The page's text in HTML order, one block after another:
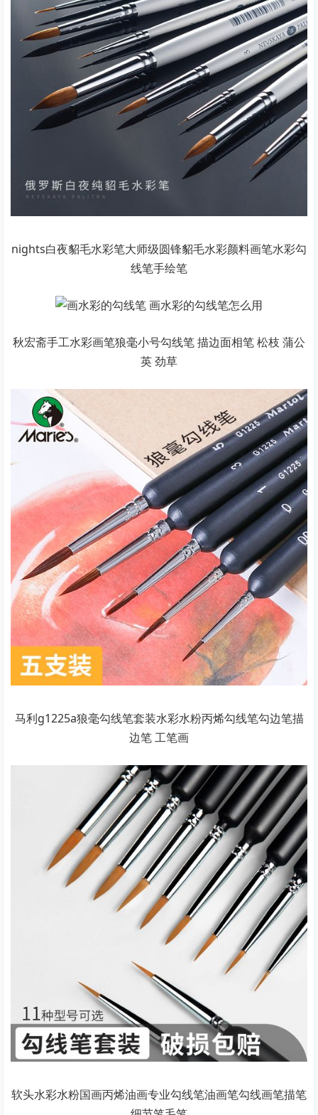
nights白夜貂毛水彩笔大师级圆锋貂毛水彩颜料画笔水彩勾
线笔手绘笔
秋宏斋手工水彩画笔狼毫小号勾线笔 描边面相笔 松枝 蒲公
英 劲草
马利g1225a狼毫勾线笔套装水彩水粉丙烯勾线笔勾边笔描
边笔 工笔画
软头水彩水粉国画丙烯油画专业勾线笔油画笔勾线画笔描笔